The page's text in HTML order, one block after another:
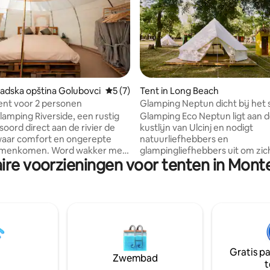
van 5 op 5, 3 recensies
opština Golubovci Gemiddelde beoordeling van 5 op 5, 7
5 (7)
voor 2 personen
Riverside, een rustig
direct aan de rivier de
comfort en ongerepte
Word wakker met
geniet van ontbijt of diner
en val in slaap onder een
- Rondleidingen. - Vissen
- Perfecte locatie voor
- zonsondergangen op het
Je volgende avontuur begint hier.
Tent in Long Beach
Glamping Neptun dicht bij het
Glamping Eco Neptun ligt aan
kustlijn van Ulcinj en nodigt
natuurliefhebbers en
glampingliefhebbers uit om
dompelen in een idyllische
camping ligt op een
zorgvuldig onderhouden
Ontdek een gevarieerd
accommodatieportfolio,
luxe glamping-tenten tot
stacaravans in containerstijl,
voorzieningen voor tenten in
Zwembad
Gratis